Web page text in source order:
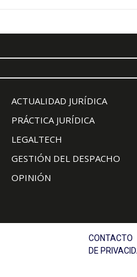
ACTUALIDAD JURÍDICA
PRÁCTICA JURÍDICA
LEGALTECH
GESTIÓN DEL DESPACHO
OPINIÓN
CONTACTO
DE